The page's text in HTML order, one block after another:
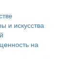
и искусства
на